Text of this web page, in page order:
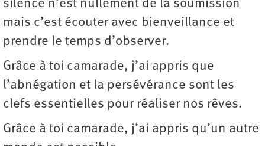
silence n’est nullement de la soumission
mais c’est écouter avec bienveillance et
prendre le temps d’observer.
Grâce à toi camarade, j’ai appris que
l’abnégation et la persévérance sont les
clefs essentielles pour réaliser nos rêves.
Grâce à toi camarade, j’ai appris qu’un autre